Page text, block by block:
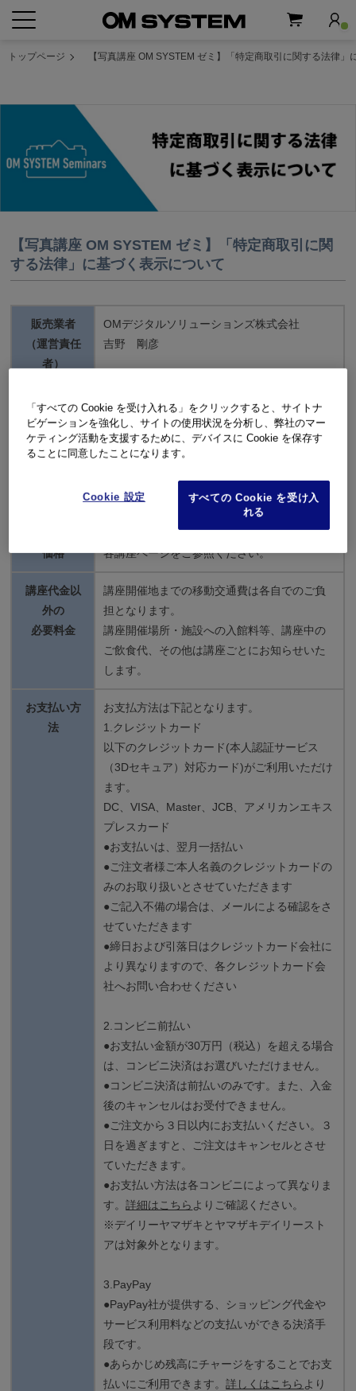
トップページ 【写真講座 OM SYSTEM ゼミ】「特定商取引に関する法律
【写真講座 OM SYSTEM ゼミ】「特定商取引に関
する法律」に基づく表示について
販売業者
（運営責任
者）
OMデジタルソリューションズ株式会社
吉野 剛彦
所在地
〒151-0073 東京都渋谷区笹塚1-50-1
Daiwa笹塚タワー
電話番号 0570-055-800（ナビダイヤル）
10：00～12：00、13：00～16：00
（土、日、祝日、弊社休業日を除く）
価格 各講座ページをご参照ください。
講座代金以
外の
必要料金
講座開催地までの移動交通費は各自でのご負
担となります。
講座開催場所・施設への入館料等、講座中の
ご飲食代、その他は講座ごとにお知らせいた
します。
お支払い方
法
お支払方法は下記となります。
1.クレジットカード
以下のクレジットカード(本人認証サービス
（3Dセキュア）対応カード)がご利用いただけ
ます。
DC、VISA、Master、JCB、アメリカンエキス
プレスカード
●お支払いは、翌月一括払い
●ご注文者様ご本人名義のクレジットカードの
みのお取り扱いとさせていただきます
●ご記入不備の場合は、メールによる確認をさ
せていただきます
●締日および引落日はクレジットカード会社に
より異なりますので、各クレジットカード会
社へお問い合わせください
2.コンビニ前払い
●お支払い金額が30万円（税込）を超える場合
は、コンビニ決済はお選びいただけません。
●コンビニ決済は前払いのみです。また、入金
後のキャンセルはお受付できません。
●ご注文から３日以内にお支払いください。３
日を過ぎますと、ご注文はキャンセルとさせ
ていただきます。
●お支払い方法は各コンビニによって異なりま
す。詳細はこちら よりご確認ください。
※デイリーヤマザキとヤマザキデイリースト
アは対象外となります。
3.PayPay
●PayPay社が提供する、ショッピング代金や
サービス利用料などの支払いができる決済手
段です。
●あらかじめ残高にチャージをすることでお支
払いにご利用できます。詳しくはこちら より
「すべての Cookie を受け入れる」をクリックすると、サイトナ
ビゲーションを強化し、サイトの使用状況を分析し、弊社のマー
ケティング活動を支援するために、デバイスに Cookie を保存す
ることに同意したことになります。
Cookie 設定
すべての Cookie を受け入
れる